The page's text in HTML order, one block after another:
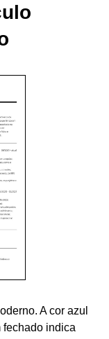
A cor azul
fechado indica